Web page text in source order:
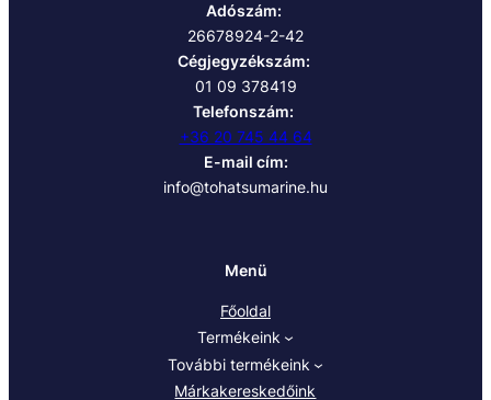
Adószám:
26678924-2-42
Cégjegyzékszám:
01 09 378419
Telefonszám:
+36 20 745 44 64
E-mail cím:
info@tohatsumarine.hu
Menü
Főoldal
Termékeink
További termékeink
Márkakereskedőink